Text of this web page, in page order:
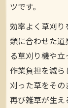
草刈りを
庭の
ク紹介
草刈
初心
ツです。
効率よく草刈
類に合わせた
る草刈り機や立
作業負担を減ら
刈った草をその
再び雑草が生え